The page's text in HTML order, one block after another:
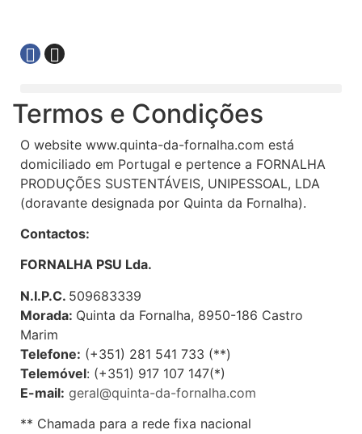
Termos e Condições
O website www.quinta-da-fornalha.com está
domiciliado em Portugal e pertence a FORNALHA
PRODUÇÕES SUSTENTÁVEIS, UNIPESSOAL, LDA
(doravante designada por Quinta da Fornalha).
Contactos:
FORNALHA PSU Lda.
N.I.P.C. 509683339
Morada: Quinta da Fornalha, 8950-186 Castro
Marim
Telefone: (+351) 281 541 733 (**)
Telemóvel: (+351) 917 107 147‬(*)
E-mail: geral@quinta-da-fornalha.com
** Chamada para a rede fixa nacional